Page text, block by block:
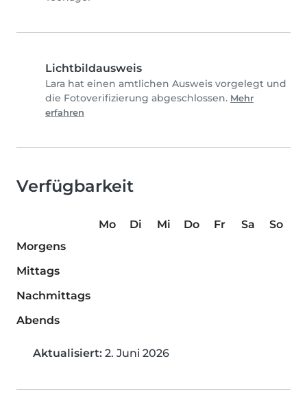
Lichtbildausweis
Lara hat einen amtlichen Ausweis vorgelegt und
die Fotoverifizierung abgeschlossen. Mehr
erfahren
Verfügbarkeit
Mo Di Mi Do Fr Sa
So
Morgens
Mittags
Nachmittags
Abends
Aktualisiert: 2. Juni 2026